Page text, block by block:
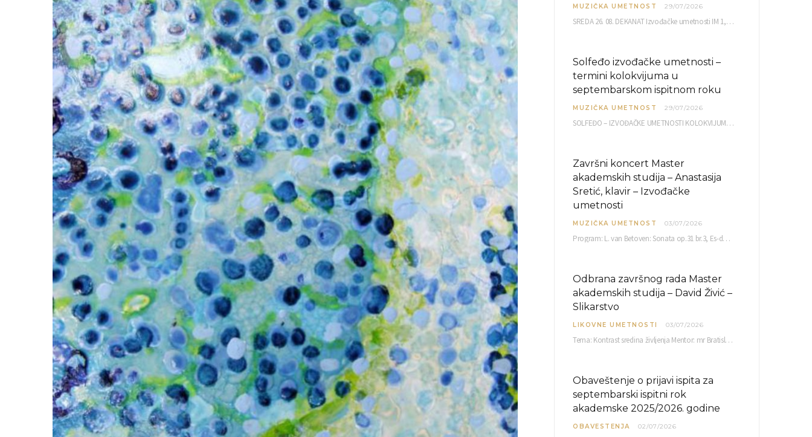
MUZIČKA UMETNOST 29/07/2026
SREDA 26. 08. DEKANAT Izvođačke umetnosti IM 1, 2 10,00 IM 3, 4 10,30 IM…
Solfeđo izvođačke umetnosti –
termini kolokvijuma u
septembarskom ispitnom roku
MUZIČKA UMETNOST 29/07/2026
SOLFEĐO – IZVOĐAČKE UMETNOSTI KOLOKVIJUM septembarski ispitni rok četvrtak, 03.09.2026. uč. br. 12 PISMENI…
Završni koncert Master
akademskih studija – Anastasija
Sretić, klavir – Izvođačke
umetnosti
MUZIČKA UMETNOST 03/07/2026
Program: L. van Betoven: Sonata op.31 br.3, Es-dur R. Šuman: Bečki karneval op.26 K. Debisi:…
Odbrana završnog rada Master
akademskih studija – David Živić –
Slikarstvo
LIKOVNE UMETNOSTI 03/07/2026
Tema: Kontrast sredina življenja Mentor: mr Bratislav Bašić, redovni profesor Sreda, 08.07.2026. u…
Obaveštenje o prijavi ispita za
septembarski ispitni rok
akademske 2025/2026. godine
OBAVESTENJA 02/07/2026